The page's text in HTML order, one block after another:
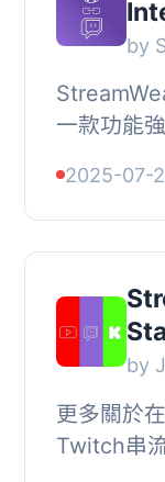
by
一款功能
面建構器
在
2025-07-
by
更多關於
Twitch串